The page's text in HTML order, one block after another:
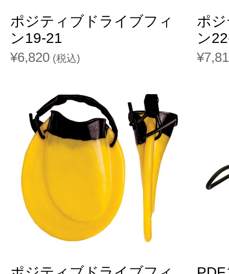
ポジティブドライブフィ
ン19-21
¥6,820 (税込)
ポ
ン